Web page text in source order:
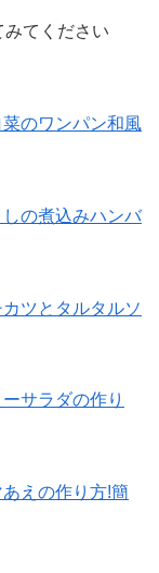
てください
のワンパン和風
の煮込みハンバ
ツとタルタルソ
サラダの作り
えの作り方!簡